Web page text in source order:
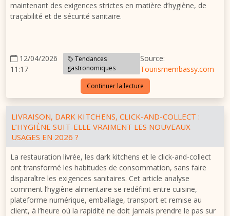
maintenant des exigences strictes en matière d’hygiène, de
traçabilité et de sécurité sanitaire.
12/04/2026
11:17
Tendances
gastronomiques
Source:
Tourismembassy.com
Continuer la lecture
LIVRAISON, DARK KITCHENS, CLICK-AND-COLLECT :
L’HYGIÈNE SUIT-ELLE VRAIMENT LES NOUVEAUX
USAGES EN 2026 ?
La restauration livrée, les dark kitchens et le click-and-collect
ont transformé les habitudes de consommation, sans faire
disparaître les exigences sanitaires. Cet article analyse
comment l’hygiène alimentaire se redéfinit entre cuisine,
plateforme numérique, emballage, transport et remise au
client, à l’heure où la rapidité ne doit jamais prendre le pas sur